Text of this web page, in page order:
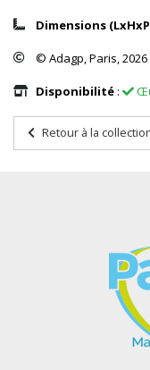
Dimensions
© Adagp, Paris, 2026
Disponibilité :
Retour à la